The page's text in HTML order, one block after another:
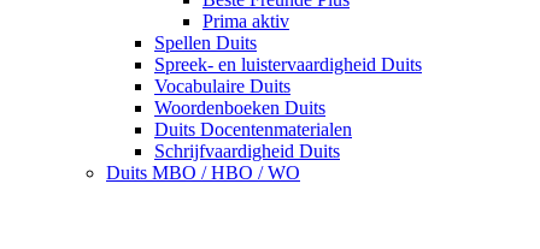
Prima aktiv
Spellen Duits
Spreek- en luistervaardigheid Duits
Vocabulaire Duits
Woordenboeken Duits
Duits Docentenmaterialen
Schrijfvaardigheid Duits
Duits MBO / HBO / WO